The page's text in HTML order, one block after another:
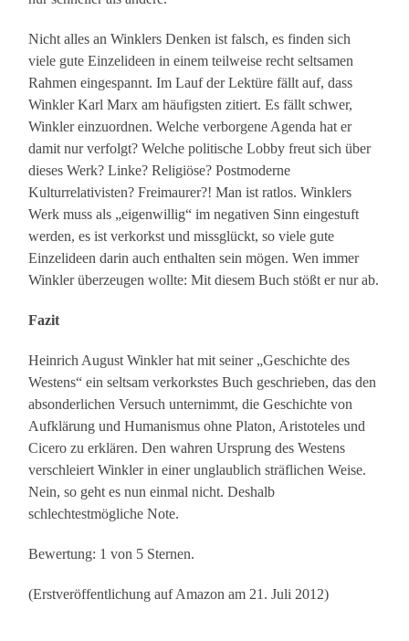
Nicht alles an Winklers Denken ist falsch, es finden sich
viele gute Einzelideen in einem teilweise recht seltsamen
Rahmen eingespannt. Im Lauf der Lektüre fällt auf, dass
Winkler Karl Marx am häufigsten zitiert. Es fällt schwer,
Winkler einzuordnen. Welche verborgene Agenda hat er
damit nur verfolgt? Welche politische Lobby freut sich über
dieses Werk? Linke? Religiöse? Postmoderne
Kulturrelativisten? Freimaurer?! Man ist ratlos. Winklers
Werk muss als „eigenwillig“ im negativen Sinn eingestuft
werden, es ist verkorkst und missglückt, so viele gute
Einzelideen darin auch enthalten sein mögen. Wen immer
Winkler überzeugen wollte: Mit diesem Buch stößt er nur ab.
Fazit
Heinrich August Winkler hat mit seiner „Geschichte des
Westens“ ein seltsam verkorkstes Buch geschrieben, das den
absonderlichen Versuch unternimmt, die Geschichte von
Aufklärung und Humanismus ohne Platon, Aristoteles und
Cicero zu erklären. Den wahren Ursprung des Westens
verschleiert Winkler in einer unglaublich sträflichen Weise.
Nein, so geht es nun einmal nicht. Deshalb
schlechtestmögliche Note.
Bewertung: 1 von 5 Sternen.
(Erstveröffentlichung auf Amazon am 21. Juli 2012)